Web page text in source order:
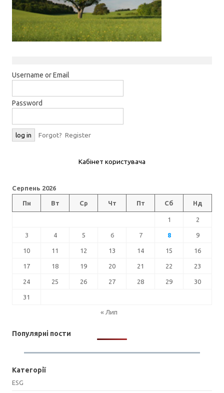
Username or Email
Password
Forgot? Register
Кабінет користувача
Серпень 2026
Пн Вт Ср Чт Пт Сб Нд
1 2
3 4 5 6 7 8 9
10 11 12 13 14 15 16
17 18 19 20 21 22 23
24 25 26 27 28 29 30
31
« Лип
Популярні пости
Категорії
ESG